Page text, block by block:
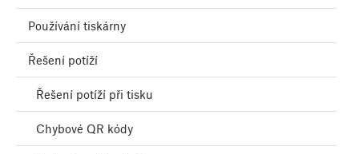
Používání tiskárny
Řešení potíží
Řešení potíží při tisku
Chybové QR kódy